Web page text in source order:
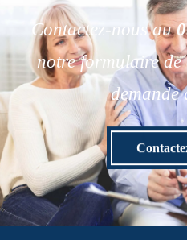
Contactez-nous au
notre formulaire
demande